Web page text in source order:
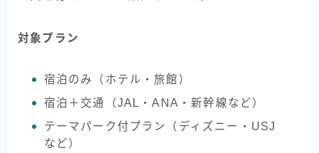
対象プラン
宿泊のみ（ホテル・旅館）
宿泊＋交通（JAL・ANA・新幹線など）
テーマパーク付プラン（ディズニー・USJ
など）